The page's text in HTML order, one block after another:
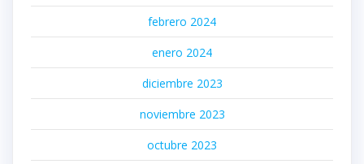
febrero 2024
enero 2024
diciembre 2023
noviembre 2023
octubre 2023